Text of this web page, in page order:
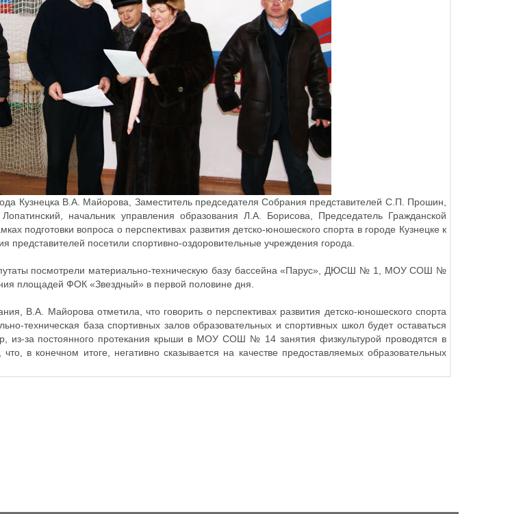
Кузнецка В.А. Майорова, Заместитель председателя Собрания представителей С.П. Прошин,
начальник управления образования Л.А. Борисова, Председатель Гражданской
подготовки вопроса о перспективах развития детско-юношеского спорта в городе Кузнецке к
посетили спортивно-оздоровительные учреждения города.
посмотрели материально-техническую базу бассейна «Парус», ДЮСШ № 1, МОУ СОШ №
площадей ФОК «Звездный» в первой половине дня.
В.А. Майорова отметила, что говорить о перспективах развития детско-юношеского спорта
техническая база спортивных залов образовательных и спортивных школ будет оставаться
из-за постоянного протекания крыши в МОУ СОШ № 14 занятия физкультурой проводятся в
в конечном итоге, негативно сказывается на качестве предоставляемых образовательных